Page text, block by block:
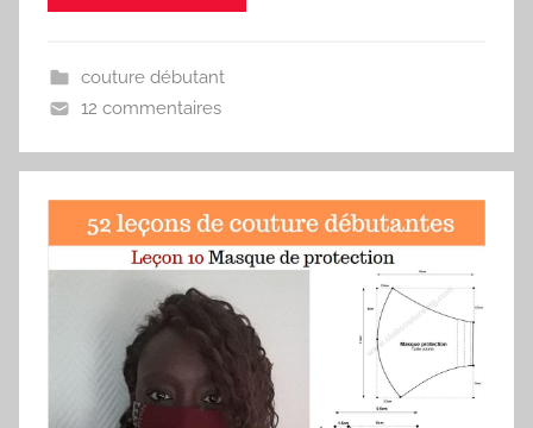
couture débutant
12 commentaires